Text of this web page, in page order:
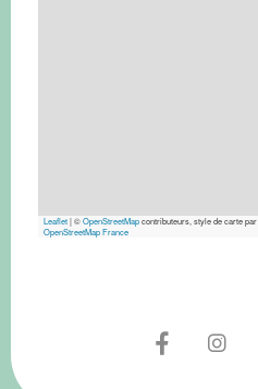
Leaflet|©OpenStreetMapcontributeurs, style de carte par
OpenStreetMap France